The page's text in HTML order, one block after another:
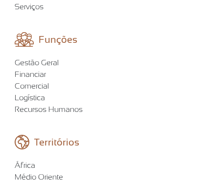
Serviços
Funções
Gestão Geral
Financiar
Comercial
Logística
Recursos Humanos
Territórios
África
Médio Oriente